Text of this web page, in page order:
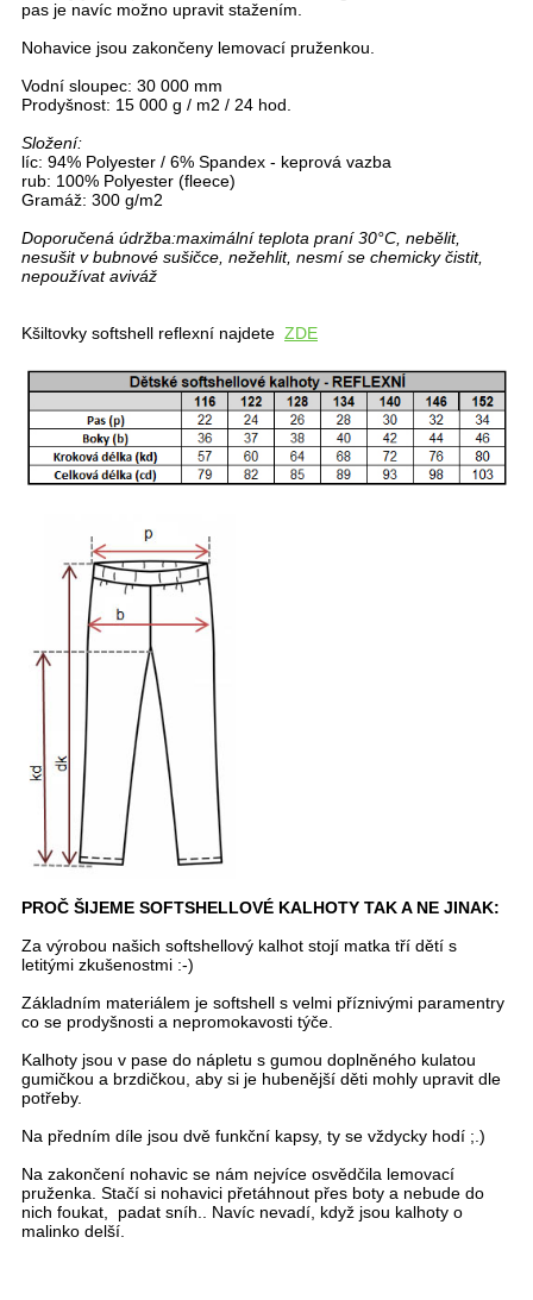
pas je navíc možno upravit stažením.
Nohavice jsou zakončeny lemovací pruženkou.
Vodní sloupec: 30 000 mm
Prodyšnost: 15 000 g / m2 / 24 hod.
Složení:
líc: 94% Polyester / 6% Spandex - keprová vazba
rub: 100% Polyester (fleece)
Gramáž: 300 g/m2
Doporučená údržba:maximální teplota praní 30°C, nebělit,
nesušit v bubnové sušičce, nežehlit, nesmí se chemicky čistit,
nepoužívat aviváž
Kšiltovky softshell reflexní najdete ZDE
PROČ ŠIJEME SOFTSHELLOVÉ KALHOTY TAK A NE JINAK:
Za výrobou našich softshellový kalhot stojí matka tří dětí s
letitými zkušenostmi :-)
Základním materiálem je softshell s velmi příznivými paramentry
co se prodyšnosti a nepromokavosti týče.
Kalhoty jsou v pase do nápletu s gumou doplněného kulatou
gumičkou a brzdičkou, aby si je hubenější děti mohly upravit dle
potřeby.
Na předním díle jsou dvě funkční kapsy, ty se vždycky hodí ;.)
Na zakončení nohavic se nám nejvíce osvědčila lemovací
pruženka. Stačí si nohavici přetáhnout přes boty a nebude do
nich foukat, padat sníh.. Navíc nevadí, když jsou kalhoty o
malinko delší.